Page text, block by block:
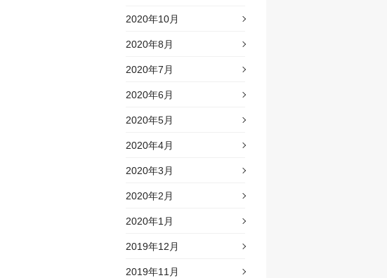
2020年10月
2020年8月
2020年7月
2020年6月
2020年5月
2020年4月
2020年3月
2020年2月
2020年1月
2019年12月
2019年11月